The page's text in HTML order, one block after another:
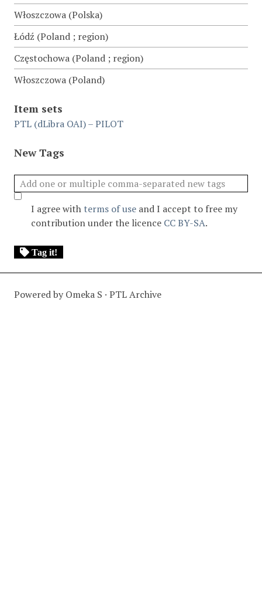
Włoszczowa (Polska)
Łódź (Poland ; region)
Częstochowa (Poland ; region)
Włoszczowa (Poland)
Item sets
PTL (dLibra OAI) – PILOT
New Tags
I agree with terms of use and I accept to free my
contribution under the licence CC BY-SA.
Tag it!
Powered by Omeka S · PTL Archive